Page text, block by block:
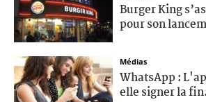
Burger King
pour son
Médias
WhatsApp :
elle signer la